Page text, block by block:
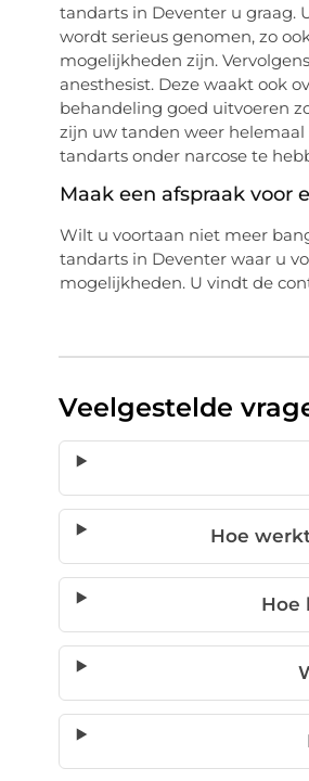
tandarts in Deventer u graag.
wordt serieus genomen, zo
mogelijkheden zijn.
anesthesist. Deze waakt ook
behandeling goed uitvoeren
zijn uw tanden weer helemaal
tandarts onder narcose te
Maak een afspraak voor
Wilt u voortaan niet meer
tandarts in Deventer waar u
mogelijkheden. U vindt de
Veelgestelde
Hoe
Hoe